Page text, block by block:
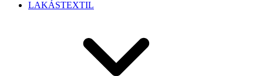
LAKÁSTEXTIL